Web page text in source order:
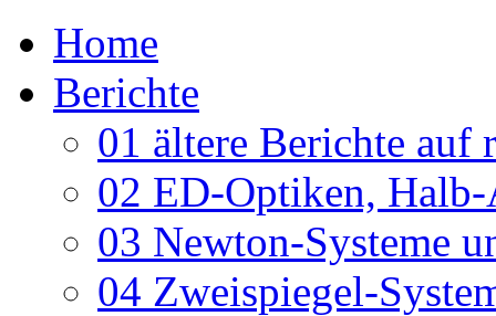
Home
Berichte
01 ältere Berichte auf
02 ED-Optiken, Halb-
03 Newton-Systeme
04 Zweispiegel-